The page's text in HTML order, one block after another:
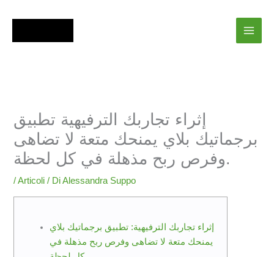
إثراء تجاربك الترفيهية تطبيق
برجماتيك بلاي يمنحك متعة لا تضاهى
وفرص ربح مذهلة في كل لحظة.
/Articoli / DiAlessandra Suppo
إثراء تجاربك الترفيهية: تطبيق برجماتيك بلاي
يمنحك متعة لا تضاهى وفرص ربح مذهلة في